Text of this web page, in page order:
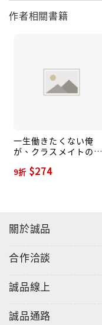
作者相關書籍
一生働きたくない俺
が、クラスメイトの大
たら 2 オーバーラップ
9折 $274
關於誠品
合作洽談
誠品線上
誠品通路